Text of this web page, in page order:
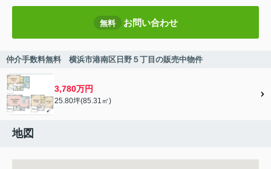
無料 お問い合わせ
仲介手数料無料 横浜市港南区日野５丁目の販売中物件
3,780万円
25.80坪(85.31㎡)
地図